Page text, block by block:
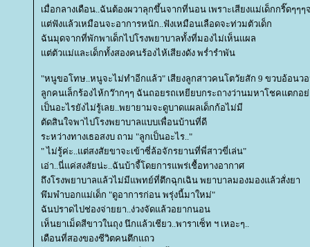
เมื่อกลางเดือน..ฉันต้องผวาลุกขึ้นจากที่นอน เพราะเสียงแม่เด็กกริ๊ดๆๆ
ต่ฟังแล้วเหมือนจะอาการหนัก..ฟังเหมือนเลือดจะท่วมตัวเด็ก
ฉันมุดจากที่พักพาเด็กไปโรงพยาบาลทั้งที่มองไม่เห็นแผล
ต่ตัวแม่และเด็กทั้งสองคนร้องไห้เสียงดัง พร่ำรำพัน
"หนูขอโทษ..หนูจะไม่ทำอีกแล้ว" เสียงลูกสาวคนโตวัยสัก 9 ขวบอ้อนว
ลูกคนเล็กร้องไห้กว๊ากๆๆ ฉันถอยรถเหยียบกระถางว่านมหาโชคแตกอ
เป็นอะไรยังไม่รู้เลย..พยายามจะดูบาดแผลเด็กก้อไม่มี
ตัดสินใจพาไปโรงพยาบาลแบบเพื่อนบ้านที่ดี
ระหว่างทางเธอสงบ ถาม "ลูกเป็นอะไร.."
" ไม่รู้ค่ะ..แต่สงสัยขาจะเข้าซี่ล้อจักรยานที่พี่สาวขี่เล่น"
เอ่า..นี่แค่สงสัยน่ะ..ฉันบ้าจี้โดยการแพร่เชื้อทางอากาศ
ถึงโรงพยาบาลแล้วไม่มีแพทย์ที่ตึกฉุกเฉิน พยาบาลมองมองแล้วสั่งยา
พึมพำบอกแม่เด็ก "ดูอาการก่อน พรุ่งนี้มาใหม่"
ฉันปราดไปช่องจ่ายยา..ง่วงจัดแล้วอยากนอน
เห็นยาเม็ดสีขาวในถุง นึกแล้วเชียว..พาราเซ็ท ฯ เหอะๆ..
เดือนที่สองของชีวิตคนตึกแถว